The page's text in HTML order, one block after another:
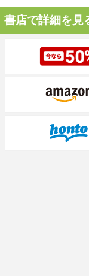
書店で詳細を見